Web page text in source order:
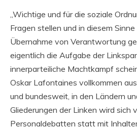
„Wichtige und für die soziale
Fragen stellen und in diesem
Übernahme von Verantwortung
eigentlich die Aufgabe der
innerparteiliche Machtkampf
Oskar Lafontaines vollkommen
und bundesweit, in den Ländern
Gliederungen der Linken wird sich
Personaldebatten statt mit